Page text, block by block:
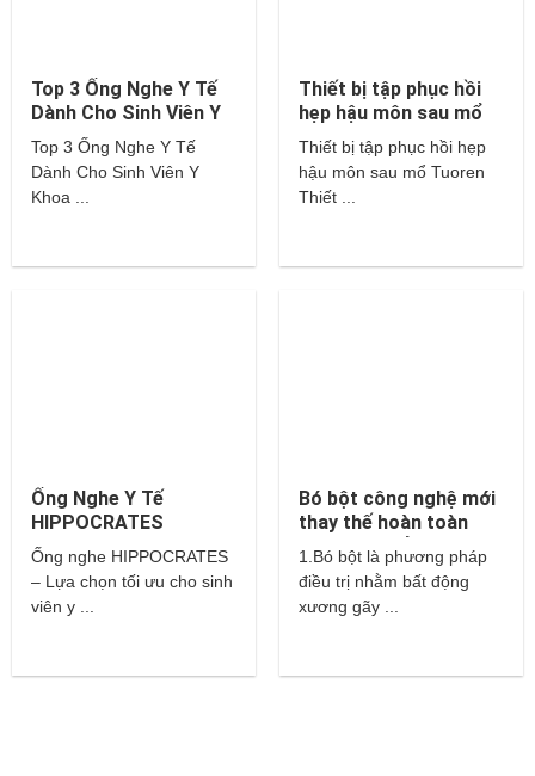
Top 3 Ống Nghe Y Tế
Dành Cho Sinh Viên Y
Khoa – Littmann,
Hippocrates,…
Top 3 Ống Nghe Y Tế
Dành Cho Sinh Viên Y
Khoa ...
Thiết bị tập phục hồi
hẹp hậu môn sau mổ
Tuoren
Thiết bị tập phục hồi hẹp
hậu môn sau mổ Tuoren
Thiết ...
Ống Nghe Y Tế
HIPPOCRATES
Ống nghe HIPPOCRATES
– Lựa chọn tối ưu cho sinh
viên y ...
Bó bột công nghệ mới
thay thế hoàn toàn
cho bột thuỷ tinh và
thạch cao?
1.Bó bột là phương pháp
điều trị nhằm bất động
xương gãy ...